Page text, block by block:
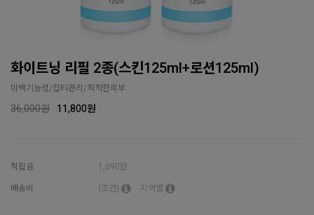
화이트닝 리필 2종(스킨125ml+로션125ml)
미백기능성/잡티관리/칙칙한피부
36,000원 11,800원
적립금
1,090원
배송비
(조건) 지역별